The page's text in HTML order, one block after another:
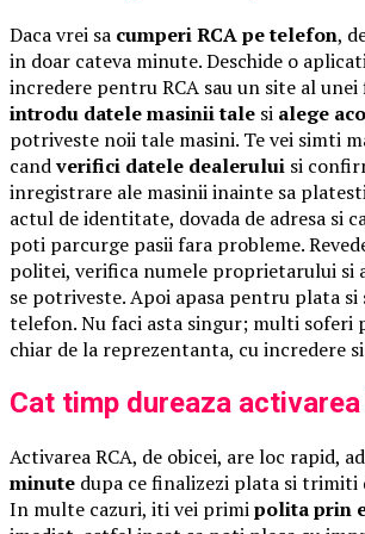
Daca vrei sa cumperi RCA pe telefon,
in doar cateva minute. Deschide o
incredere pentru RCA sau un site al
introdu datele masinii tale si alege
potriveste noii tale masini. Te vei simti
candverifici datele dealerului si
inregistrare ale masinii inainte sa
actul de identitate, dovada de adresa si
poti parcurge pasii fara probleme.
politei, verifica numele proprietarului si
se potriveste. Apoi apasa pentru plata si
telefon. Nu faci asta singur; multi soferi
chiar de la reprezentanta, cu incredere
Cat timp dureaza activarea
Activarea RCA, de obicei, are loc rapid,
minute dupa ce finalizezi plata si trimiti
In multe cazuri, iti vei primipolita prin